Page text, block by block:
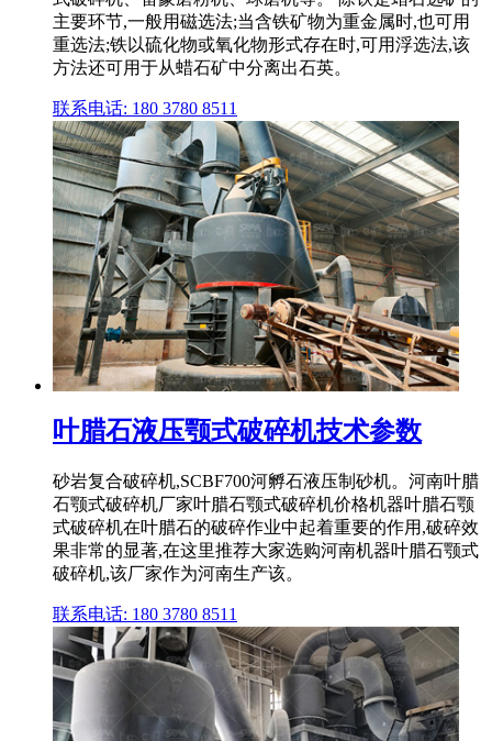
主要环节,一般用磁选法;当含铁矿物为重金属时,也可用
重选法;铁以硫化物或氧化物形式存在时,可用浮选法,该
方法还可用于从蜡石矿中分离出石英。
联系电话: 180 3780 8511
叶腊石液压颚式破碎机技术参数
砂岩复合破碎机,SCBF700河孵石液压制砂机。河南叶腊
石颚式破碎机厂家叶腊石颚式破碎机价格机器叶腊石颚
式破碎机在叶腊石的破碎作业中起着重要的作用,破碎效
果非常的显著,在这里推荐大家选购河南机器叶腊石颚式
破碎机,该厂家作为河南生产该。
联系电话: 180 3780 8511